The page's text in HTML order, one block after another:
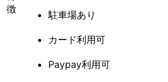
徴
駐車場あり
カード利用可
Paypay利用可